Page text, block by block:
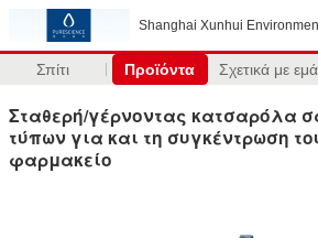
Shanghai Xunhui
Σπίτι Προϊόντα Σχετικά με
Σταθερή/γέρνοντας κατσαρόλα
τύπων για και τη συγκέντρωση
φαρμακείο